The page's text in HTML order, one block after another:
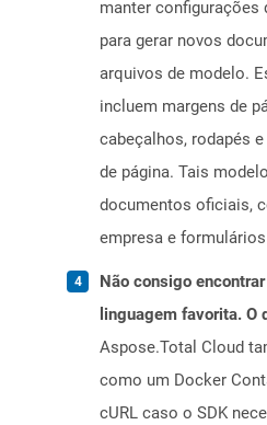
manter configurações
para gerar novos
arquivos de modelo.
incluem margens de
cabeçalhos, rodapés
de página. Tais
documentos oficiais,
empresa e
Não consigo
linguagem favorita. O
Aspose.Total Cloud
como um Docker
cURL caso o SDK